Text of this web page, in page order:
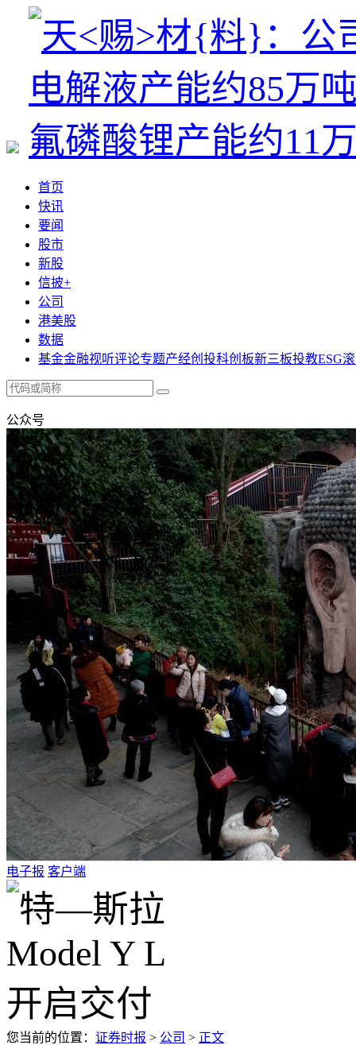
首页
快讯
要闻
股市
新股
信披+
公司
港美股
数据
基金金融视听评论专题产经创投科创板新三板投教ESG
公众号
电子报 客户端
您当前的位置： 证券时报 > 公司 > 正文